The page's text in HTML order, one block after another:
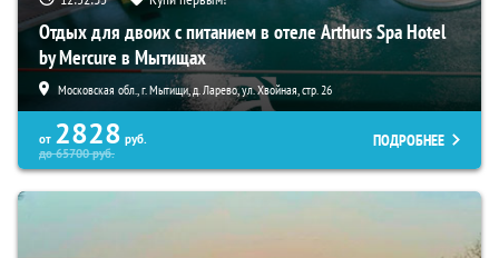
Отдых для двоих с питанием в отеле Arthurs Spa Hotel
by Mercure в Мытищах
Московская обл., г. Мытищи, д. Ларево, ул. Хвойная, стр. 26
от 2828 руб.
до65700руб.
ПОДРОБНЕЕ